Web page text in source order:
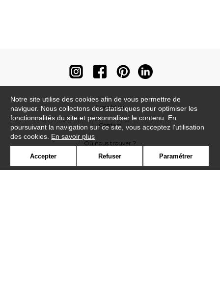
Newsletter
Contact
Où nous trouver ?
Notre site utilise des cookies afin de vous permettre de
naviguer. Nous collectons des statistiques pour optimiser les
fonctionnalités du site et personnaliser le contenu. En
poursuivant la navigation sur ce site, vous acceptez l'utilisation
des cookies. En savoir plus
Accepter Refuser Paramétrer